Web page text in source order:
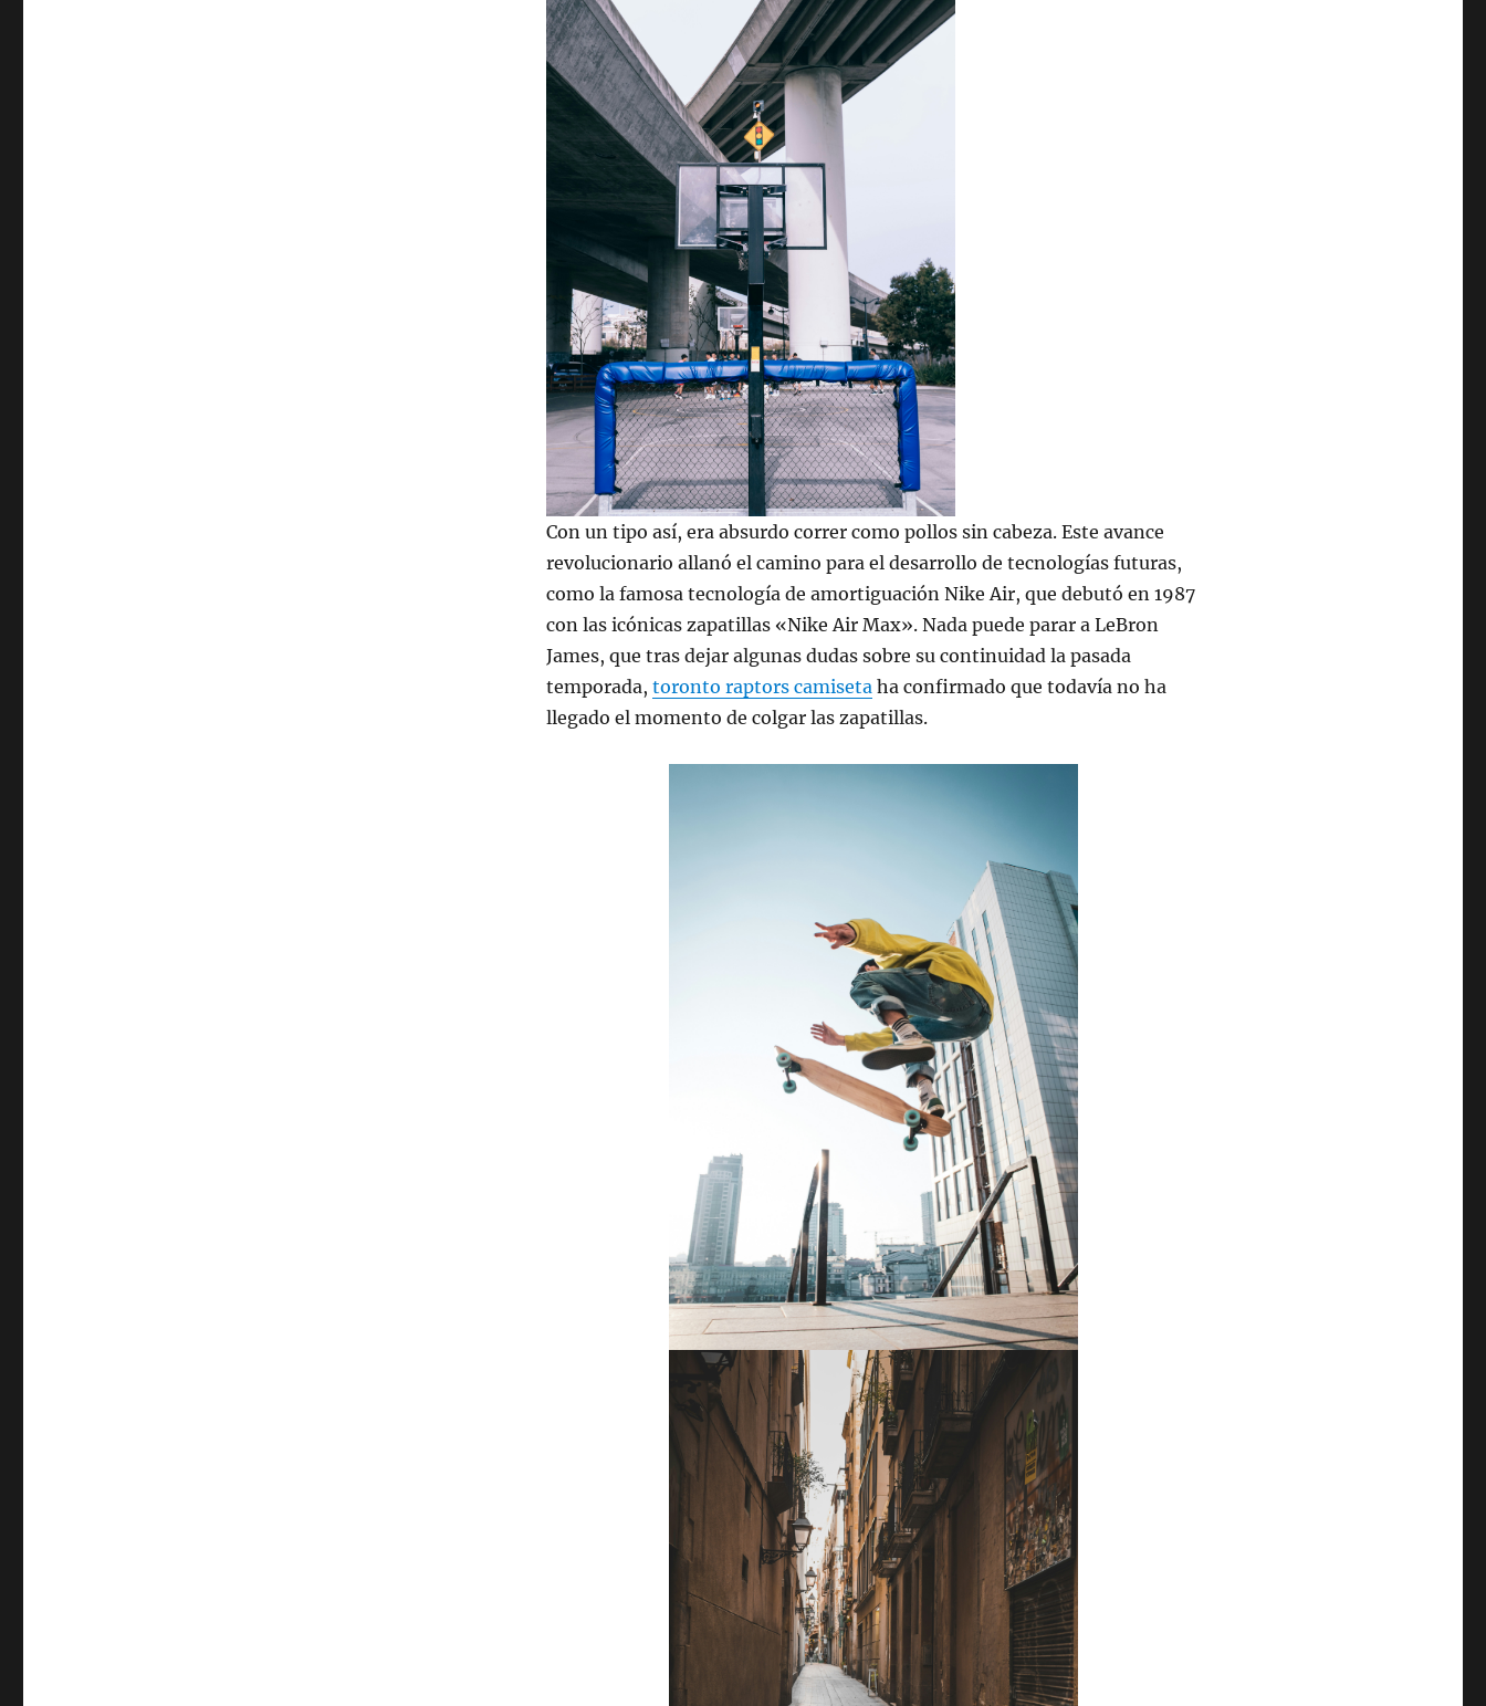
Con un tipo así, era absurdo correr como pollos sin cabeza. Este avance
revolucionario allanó el camino para el desarrollo de tecnologías futuras,
como la famosa tecnología de amortiguación Nike Air, que debutó en 1987
con las icónicas zapatillas «Nike Air Max». Nada puede parar a LeBron
James, que tras dejar algunas dudas sobre su continuidad la pasada
temporada,toronto raptors camiseta ha confirmado que todavía no ha
llegado el momento de colgar las zapatillas.